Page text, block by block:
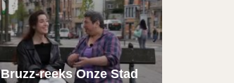
Bruzz-reeks Onze Stad